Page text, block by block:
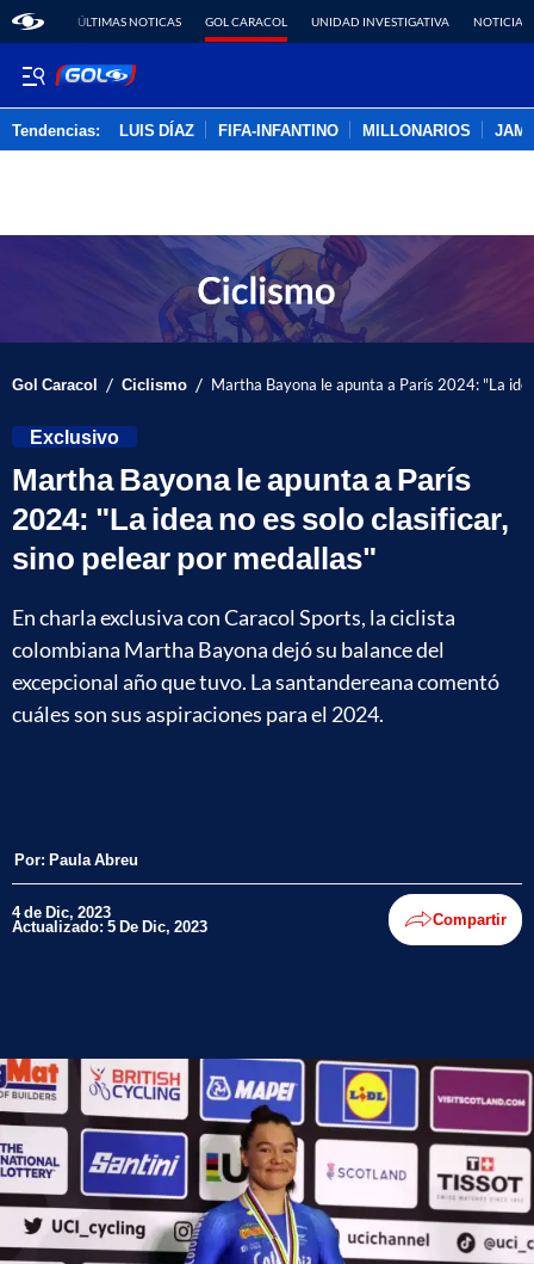
ÚLTIMAS NOTICAS GOL CARACOL UNIDAD INVESTIGATIVA NOTICIAS
Tendencias: LUIS DÍAZ FIFA-INFANTINO MILLONARIOS
Gol Caracol / Ciclismo / Martha Bayona le apunta a París 2024: "La
Exclusivo
Martha Bayona le apunta a París
2024: "La idea no es solo clasificar,
sino pelear por medallas"
En charla exclusiva con Caracol Sports, la ciclista
colombiana Martha Bayona dejó su balance del
excepcional año que tuvo. La santandereana comentó
cuáles son sus aspiraciones para el 2024.
Por: Paula Abreu
4 de Dic, 2023
Actualizado: 5 De Dic, 2023 Compartir